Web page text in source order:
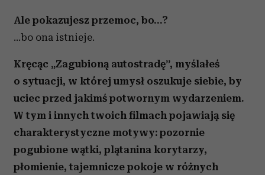
Ale pokazujesz przemoc, bo…?
…bo ona istnieje.
Kręcąc „Zagubioną autostradę”, myślałeś
o sytuacji, w której umysł oszukuje siebie, by
uciec przed jakimś potwornym wydarzeniem.
W tym i innych twoich filmach pojawiają się
charakterystyczne motywy: pozornie
pogubione wątki, plątanina korytarzy,
płomienie, tajemnicze pokoje w różnych